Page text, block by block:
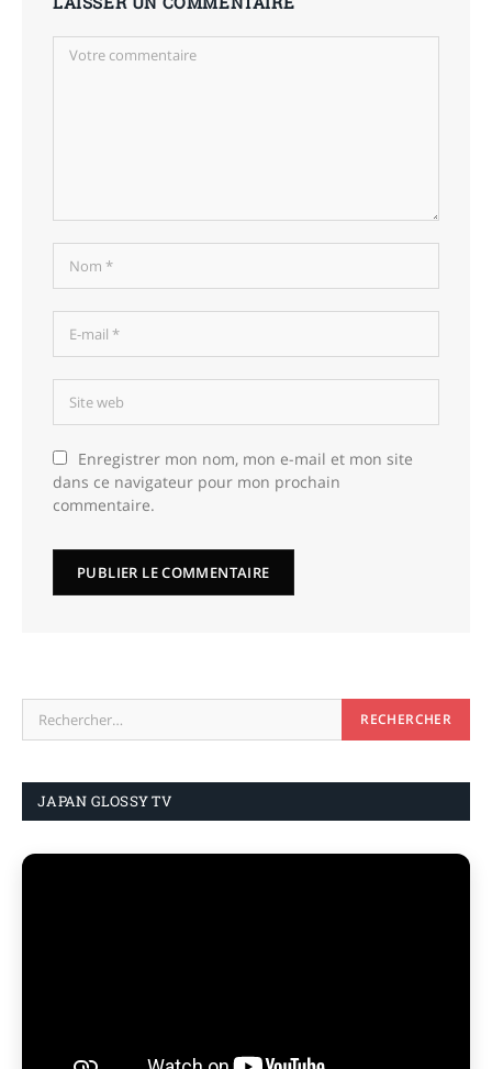
Enregistrer mon nom, mon e-mail et mon site
dans ce navigateur pour mon prochain
commentaire.
JAPAN GLOSSY TV